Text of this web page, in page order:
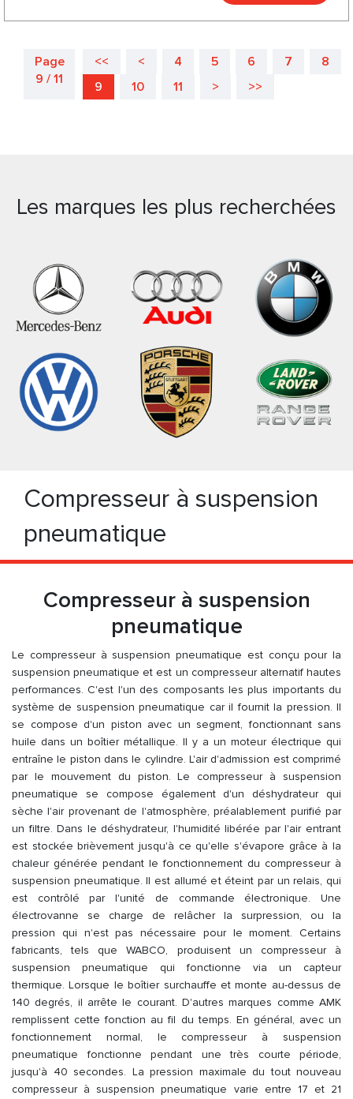
Page
9 / 11
<< < 4 5 6 7
8
9
10 11 > >>
Les marques les plus recherchées
Compresseur à suspension
pneumatique
Compresseur à suspension
pneumatique
Le compresseur à suspension pneumatique est conçu pour la
suspension pneumatique et est un compresseur alternatif hautes
performances. C'est l'un des composants les plus importants du
système de suspension pneumatique car il fournit la pression. Il
se compose d'un piston avec un segment, fonctionnant sans
huile dans un boîtier métallique. Il y a un moteur électrique qui
entraîne le piston dans le cylindre. L'air d'admission est comprimé
par le mouvement du piston. Le compresseur à suspension
pneumatique se compose également d'un déshydrateur qui
sèche l'air provenant de l'atmosphère, préalablement purifié par
un filtre. Dans le déshydrateur, l'humidité libérée par l'air entrant
est stockée brièvement jusqu'à ce qu'elle s'évapore grâce à la
chaleur générée pendant le fonctionnement du compresseur à
suspension pneumatique. Il est allumé et éteint par un relais, qui
est contrôlé par l'unité de commande électronique. Une
électrovanne se charge de relâcher la surpression, ou la
pression qui n'est pas nécessaire pour le moment. Certains
fabricants, tels que WABCO, produisent un compresseur à
suspension pneumatique qui fonctionne via un capteur
thermique. Lorsque le boîtier surchauffe et monte au-dessus de
140 degrés, il arrête le courant. D'autres marques comme AMK
remplissent cette fonction au fil du temps. En général, avec un
fonctionnement normal, le compresseur à suspension
pneumatique fonctionne pendant une très courte période,
jusqu'à 40 secondes. La pression maximale du tout nouveau
compresseur à suspension pneumatique varie entre 17 et 21